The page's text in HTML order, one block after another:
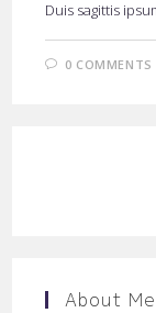
Duis sagittis
0 COMMENTS
About Me